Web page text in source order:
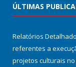
ÚLTIMAS
Relatórios
referentes a
projetos culturais no